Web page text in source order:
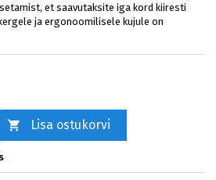
et saavutaksite iga kord kiiresti
ja ergonoomilisele kujule on
 Lisa ostukorvi